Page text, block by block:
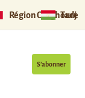
Région Ouïghoure
S’abonner